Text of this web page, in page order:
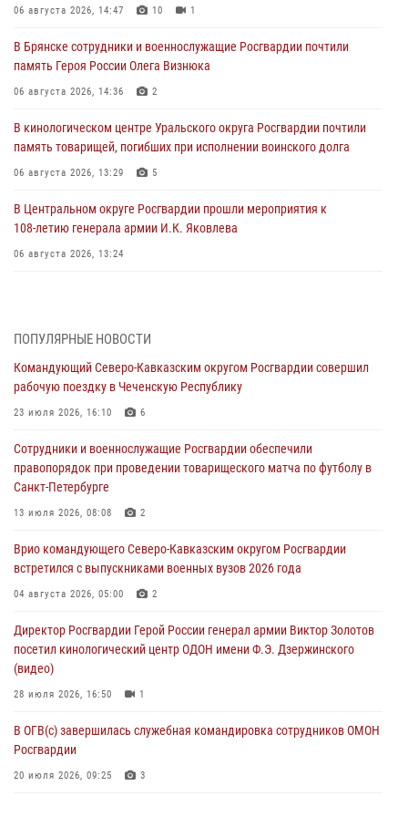
06 августа 2026, 14:47 10 1
В Брянске сотрудники и военнослужащие Росгвардии почтили
память Героя России Олега Визнюка
06 августа 2026, 14:36 2
В кинологическом центре Уральского округа Росгвардии почтили
память товарищей, погибших при исполнении воинского долга
06 августа 2026, 13:29 5
В Центральном округе Росгвардии прошли мероприятия к
108‑летию генерала армии И.К. Яковлева
06 августа 2026, 13:24
06 августа 2026, 12:35 1
Росгвардейцы провели выставку вооружения для участников сбора
«Гвардеец» в Пензе (видео)
06 августа 2026, 12:00
В Курске росгвардейцы приняли участие в митинге, посвященном
второй годовщине вторжения ВСУ на территорию области
06 августа 2026, 11:56
угрожавшего подростку травматическим пистолетом
06 августа 2026, 11:33
крупная нарколаборатория
ПОПУЛЯРНЫЕ НОВОСТИ
Командующий Северо-Кавказским округом Росгвардии совершил
рабочую поездку в Чеченскую Республику
23 июля 2026, 16:10 6
Сотрудники и военнослужащие Росгвардии обеспечили
правопорядок при проведении товарищеского матча по футболу в
Санкт-Петербурге
13 июля 2026, 08:08 2
Врио командующего Северо-Кавказским округом Росгвардии
встретился с выпускниками военных вузов 2026 года
04 августа 2026, 05:00 2
Директор Росгвардии Герой России генерал армии Виктор Золотов
посетил кинологический центр ОДОН имени Ф.Э. Дзержинского
(видео)
28 июля 2026, 16:50 1
В ОГВ(с) завершилась служебная командировка сотрудников ОМОН
Росгвардии
20 июля 2026, 09:25 3